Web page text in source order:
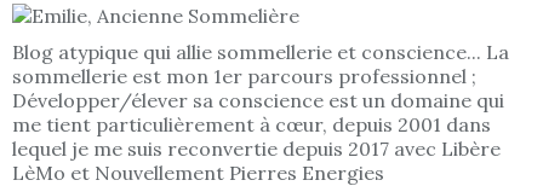
Blog atypique qui allie sommellerie et conscience... La
sommellerie est mon 1er parcours professionnel ;
Développer/élever sa conscience est un domaine qui
me tient particulièrement à cœur, depuis 2001 dans
lequel je me suis reconvertie depuis 2017 avec Libère
LèMo et Nouvellement Pierres Energies